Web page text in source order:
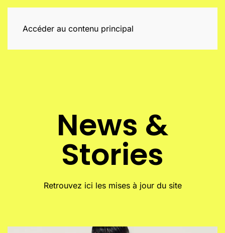
Accéder au contenu principal
News &
Stories
Retrouvez ici les mises à jour du site